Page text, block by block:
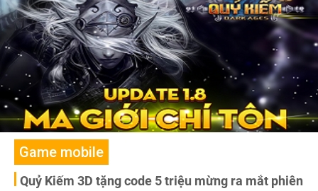
Game mobile
Quỷ Kiếm 3D tặng code 5 triệu mừng ra mắt phiên